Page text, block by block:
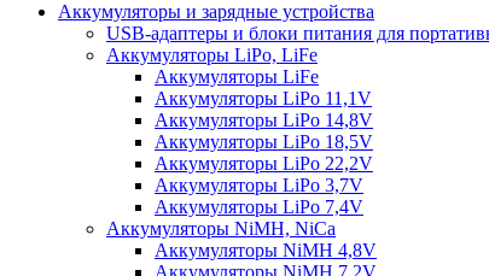
Аккумуляторы и зарядные устройства
USB-адаптеры и блоки питания для
Аккумуляторы LiPo, LiFe
Аккумуляторы LiFe
Аккумуляторы LiPo 11,1V
Аккумуляторы LiPo 14,8V
Аккумуляторы LiPo 18,5V
Аккумуляторы LiPo 22,2V
Аккумуляторы LiPo 3,7V
Аккумуляторы LiPo 7,4V
Аккумуляторы NiMH, NiCa
Аккумуляторы NiMH 4,8V
Аккумуляторы NiMH 7,2V